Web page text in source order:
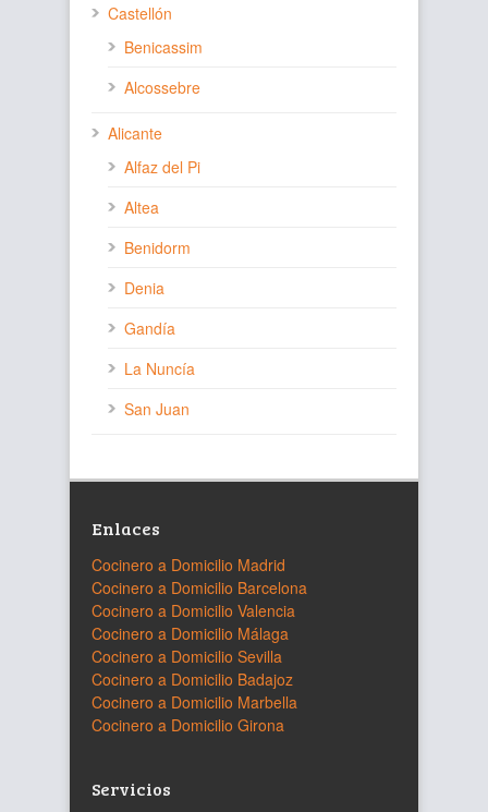
Castellón
Benicassim
Alcossebre
Alicante
Alfaz del Pi
Altea
Benidorm
Denia
Gandía
La Nuncía
San Juan
Enlaces
Cocinero a Domicilio Madrid
Cocinero a Domicilio Barcelona
Cocinero a Domicilio Valencia
Cocinero a Domicilio Málaga
Cocinero a Domicilio Sevilla
Cocinero a Domicilio Badajoz
Cocinero a Domicilio Marbella
Cocinero a Domicilio Girona
Servicios